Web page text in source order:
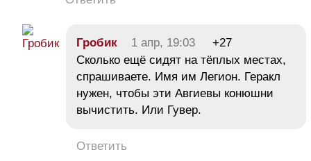
Гробик 1 апр, 19:03
+27
Сколько ещё сидят на тёплых местах,
спрашиваете. Имя им Легион. Геракл
нужен, чтобы эти Авгиевы конюшни
вычистить. Или Гувер.
Ответить